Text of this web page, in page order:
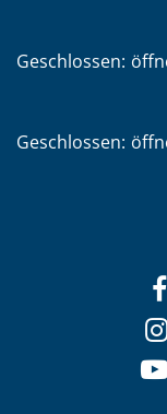
Klicken, um
Geschlossen:
Klicken, um
Geschlossen: